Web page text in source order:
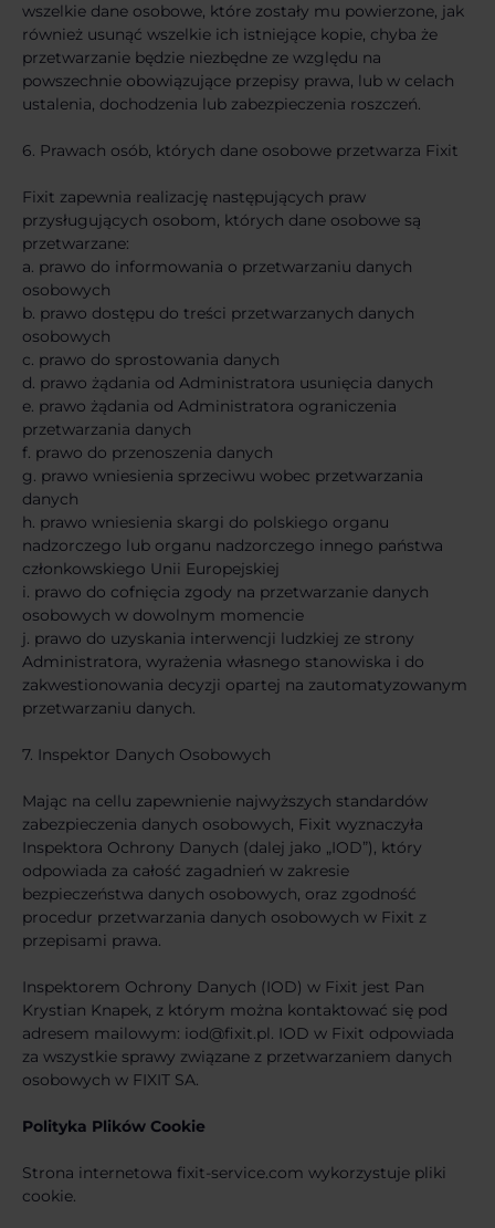
wszelkie dane osobowe, które zostały mu powierzone, jak
również usunąć wszelkie ich istniejące kopie, chyba że
przetwarzanie będzie niezbędne ze względu na
powszechnie obowiązujące przepisy prawa, lub w celach
ustalenia, dochodzenia lub zabezpieczenia roszczeń.
6. Prawach osób, których dane osobowe przetwarza Fixit
Fixit zapewnia realizację następujących praw
przysługujących osobom, których dane osobowe są
przetwarzane:
a. prawo do informowania o przetwarzaniu danych
osobowych
b. prawo dostępu do treści przetwarzanych danych
osobowych
c. prawo do sprostowania danych
d. prawo żądania od Administratora usunięcia danych
e. prawo żądania od Administratora ograniczenia
przetwarzania danych
f. prawo do przenoszenia danych
g. prawo wniesienia sprzeciwu wobec przetwarzania
danych
h. prawo wniesienia skargi do polskiego organu
nadzorczego lub organu nadzorczego innego państwa
członkowskiego Unii Europejskiej
i. prawo do cofnięcia zgody na przetwarzanie danych
osobowych w dowolnym momencie
j. prawo do uzyskania interwencji ludzkiej ze strony
Administratora, wyrażenia własnego stanowiska i do
zakwestionowania decyzji opartej na zautomatyzowanym
przetwarzaniu danych.
7. Inspektor Danych Osobowych
Mając na cellu zapewnienie najwyższych standardów
zabezpieczenia danych osobowych, Fixit wyznaczyła
Inspektora Ochrony Danych (dalej jako „IOD”), który
odpowiada za całość zagadnień w zakresie
bezpieczeństwa danych osobowych, oraz zgodność
procedur przetwarzania danych osobowych w Fixit z
przepisami prawa.
Inspektorem Ochrony Danych (IOD) w Fixit jest Pan
Krystian Knapek, z którym można kontaktować się pod
adresem mailowym: iod@fixit.pl. IOD w Fixit odpowiada
za wszystkie sprawy związane z przetwarzaniem danych
osobowych w FIXIT SA.
Polityka Plików Cookie
Strona internetowa fixit-service.com wykorzystuje pliki
cookie.